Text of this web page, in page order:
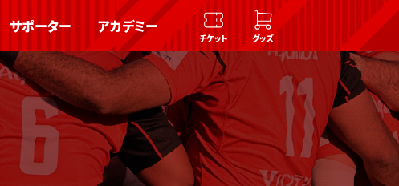
サポーター アカデミー
チケット グッズ